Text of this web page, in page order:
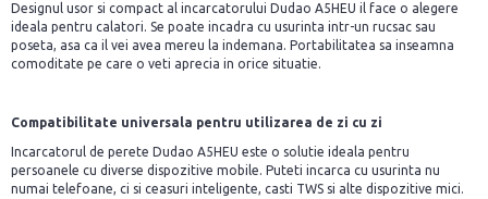
Designul usor si compact al incarcatorului Dudao A5HEU il face o alegere
ideala pentru calatori. Se poate incadra cu usurinta intr-un rucsac sau
poseta, asa ca il vei avea mereu la indemana. Portabilitatea sa inseamna
comoditate pe care o veti aprecia in orice situatie.
Compatibilitate universala pentru utilizarea de zi cu zi
Incarcatorul de perete Dudao A5HEU este o solutie ideala pentru
persoanele cu diverse dispozitive mobile. Puteti incarca cu usurinta nu
numai telefoane, ci si ceasuri inteligente, casti TWS si alte dispozitive mici.